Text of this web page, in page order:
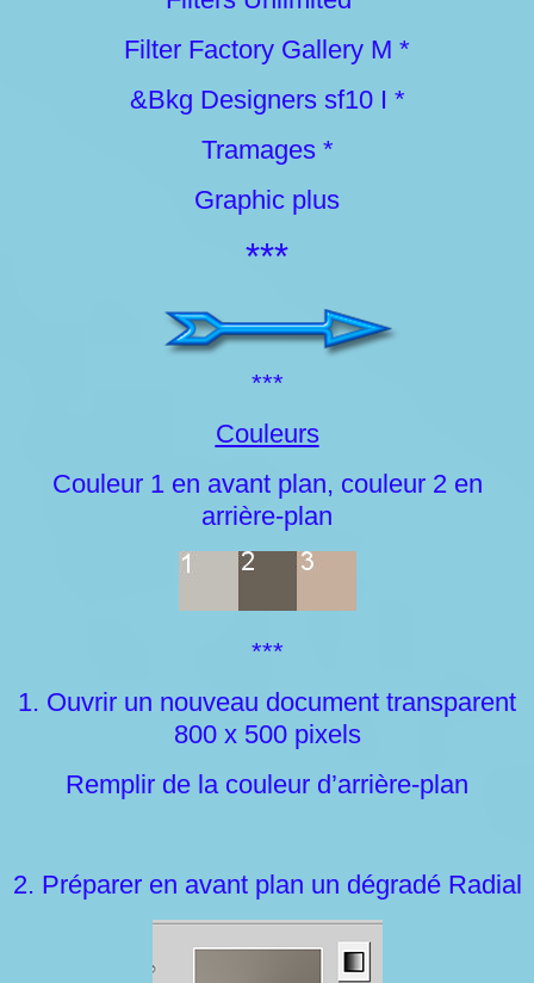
Filter Factory Gallery M *
&Bkg Designers sf10 I *
Tramages *
Graphic plus
***
***
Couleurs
Couleur 1 en avant plan, couleur 2 en
arrière-plan
***
1. Ouvrir un nouveau document transparent
800 x 500 pixels
Remplir de la couleur d’arrière-plan
2. Préparer en avant plan un dégradé Radial